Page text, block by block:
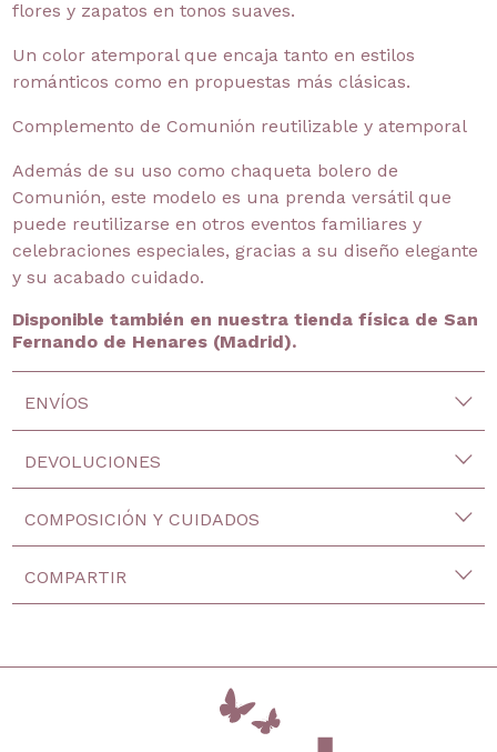
flores y zapatos en tonos suaves.
Un color atemporal que encaja tanto en estilos
románticos como en propuestas más clásicas.
Complemento de Comunión reutilizable y atemporal
Además de su uso como chaqueta bolero de
Comunión, este modelo es una prenda versátil que
puede reutilizarse en otros eventos familiares y
celebraciones especiales, gracias a su diseño elegante
y su acabado cuidado.
Disponible también en nuestra tienda física de San
Fernando de Henares (Madrid).
ENVÍOS
DEVOLUCIONES
COMPOSICIÓN Y CUIDADOS
COMPARTIR